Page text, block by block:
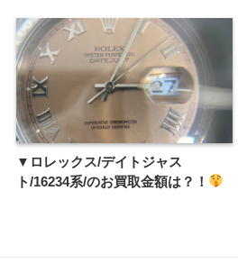
▼ロレックス/デイトジャス
ト/16234系/のお買取金額は？！